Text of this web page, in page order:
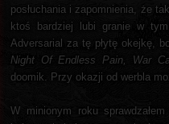
posłuchania i zapomnienia, że
ktoś bardziej lubi granie w
Adversarial za tę płytę okejkę,
Night Of Endless Pain, War
doomik. Przy okazji od werbla
W minionym roku